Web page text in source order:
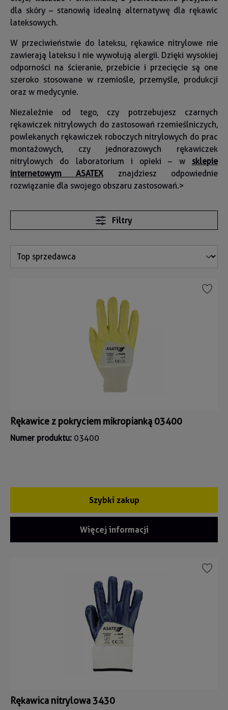
dla skóry – stanowią idealną alternatywę dla rękawic
lateksowych.
W przeciwieństwie do lateksu, rękawice nitrylowe nie
zawierają lateksu i nie wywołują alergii. Dzięki wysokiej
odporności na ścieranie, przebicie i przecięcie są one
szeroko stosowane w rzemiośle, przemyśle, produkcji
oraz w medycynie.
Niezależnie od tego, czy potrzebujesz czarnych
rękawiczek nitrylowych do zastosowań rzemieślniczych,
powlekanych rękawiczek roboczych nitrylowych do prac
montażowych, czy jednorazowych rękawiczek
nitrylowych do laboratorium i opieki – w sklepie
internetowym ASATEX znajdziesz odpowiednie
rozwiązanie dla swojego obszaru zastosowań.>
Filtry
Rękawice z pokryciem mikropianką 03400
Numer produktu: 03400
Szybki zakup
Więcej informacji
Rękawica nitrylowa 3430